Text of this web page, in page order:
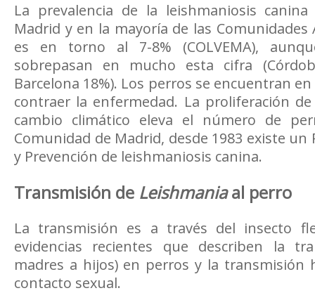
La prevalencia de la leishmaniosis
Madrid y en la mayoría de las
es en torno al 7-8% (COLVEMA),
sobrepasan en mucho esta cifra
Barcelona 18%). Los perros se encuentran
contraer la enfermedad. La proliferación
cambio climático eleva el número de
Comunidad de Madrid, desde 1983 existe un
y Prevención de leishmaniosis canina.
Transmisión de Leishmaniaal perro
La transmisión es a través del insecto
evidencias recientes que describen la
madres a hijos) en perros y la transmisión
contacto sexual.